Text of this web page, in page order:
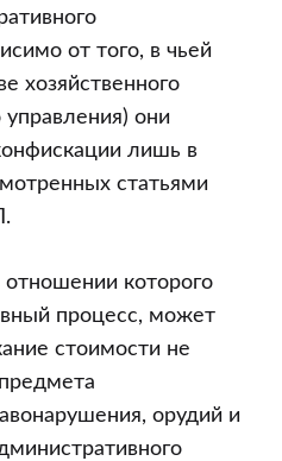
от того, в чьей
хозяйственного
управления) они
лишь в
статьями
которого
процесс, может
стоимости не
орудий и